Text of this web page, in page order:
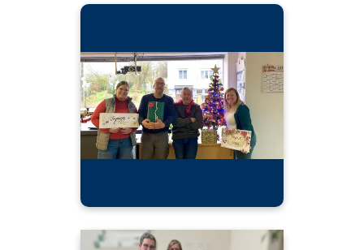
"J-7 avant la fermeture du site de Crécy-en-
Ponthieu !📣
Pour l’occasion Emeline, Mathilde , Philippe,
Willy et Jérôme vous souhaitent de passer de
joyeuses fêtes ! 🎅"